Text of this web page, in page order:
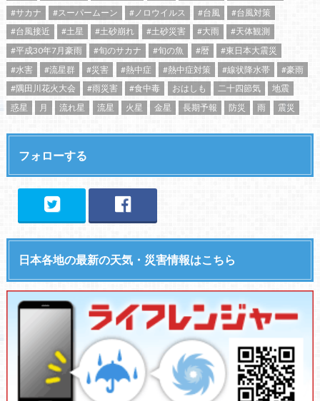
#サカナ
#スーパームーン #ノロウイルス #台風
#台風対策
#台風接近
#土星 #土砂崩れ #土砂災害 #大雨
#天体観測
#平成30年7月豪雨
#旬のサカナ #旬の魚 #暦
#東日本大震災
#水害
#流星群 #災害 #熱中症 #熱中症対策 #線状降水帯
#豪雨
#隅田川花火大会
#雨災害 #食中毒 おはしも 二十四節気
地震
惑星
月 流れ星 流星 火星 金星 長期予報 防災 雨 震災
フォローする
日本各地の最新の天気・災害情報はこちら